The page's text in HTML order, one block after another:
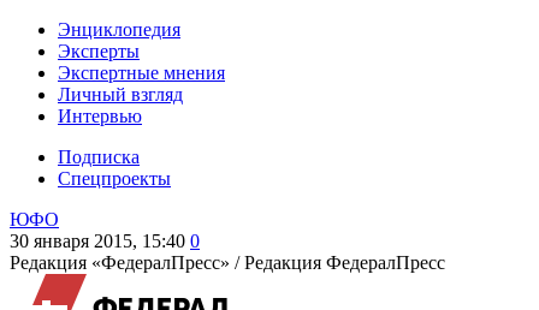
Энциклопедия
Эксперты
Экспертные мнения
Личный взгляд
Интервью
Подписка
Спецпроекты
ЮФО
30 января 2015, 15:40 0
Редакция «ФедералПресс» /Редакция ФедералПресс